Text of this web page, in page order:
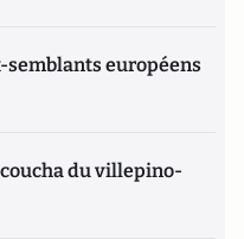
européens
du villepino-